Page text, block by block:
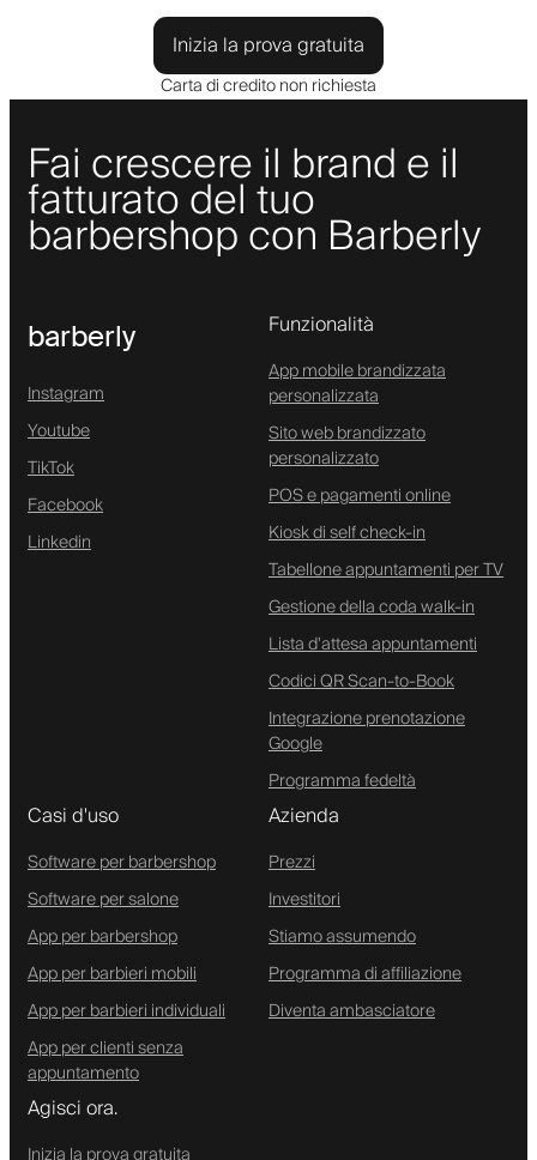
Inizia la prova gratuita
Carta di credito non richiesta
Fai crescere il brand e il
fatturato del tuo
barbershop con Barberly
barberly
Instagram
Youtube
TikTok
Facebook
Linkedin
Funzionalità
App mobile brandizzata
personalizzata
Sito web brandizzato
personalizzato
POS e pagamenti online
Kiosk di self check-in
Tabellone appuntamenti per TV
Gestione della coda walk-in
Lista d'attesa appuntamenti
Codici QR Scan-to-Book
Integrazione prenotazione
Google
Programma fedeltà
Casi d'uso
Software per barbershop
Software per salone
App per barbershop
App per barbieri mobili
App per barbieri individuali
App per clienti senza
appuntamento
Azienda
Prezzi
Investitori
Stiamo assumendo
Programma di affiliazione
Diventa ambasciatore
Agisci ora.